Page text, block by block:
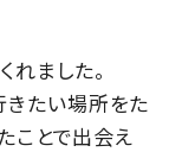
れました。
きたい場所をた
ことで出会え